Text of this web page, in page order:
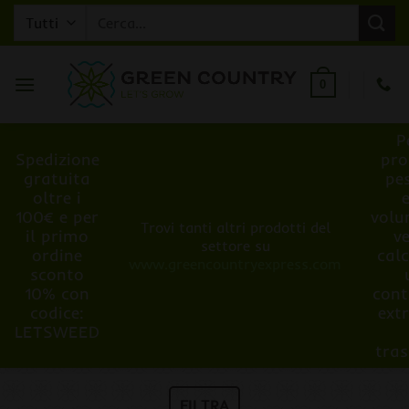
Salta
Spedizione
gratuita
oltre i
100€ e per
il primo
ordine
sconto
10% con
codice:
LETSWEED
Trovi tanti altri prodotti del
settore su